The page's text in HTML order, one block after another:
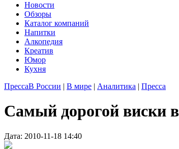
Новости
Обзоры
Каталог компаний
Напитки
Алкопедия
Креатив
Юмор
Кухня
ПрессаВ России | В мире | Аналитика | Пресса
Самый дорогой виски
Дата: 2010-11-18 14:40